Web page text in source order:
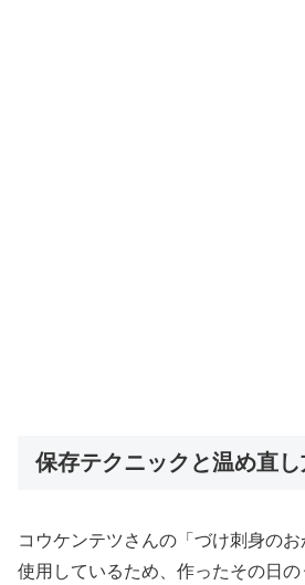
保存テクニックと温め直し
コウケンテツさんの「づけ刺身の
使用しているため、作ったその日